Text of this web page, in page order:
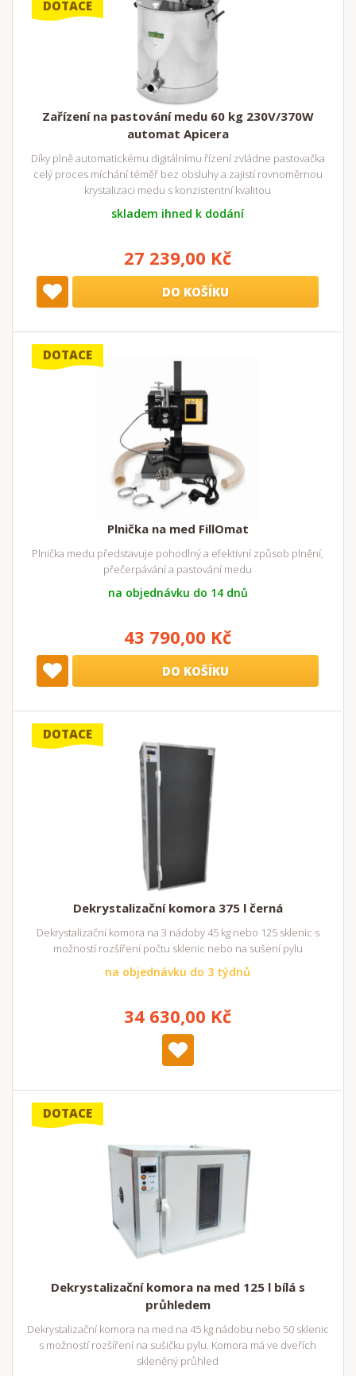
DOTACE
Zařízení na pastování medu 60 kg 230V/370W
automat Apicera
Díky plně automatickému digitálnímu řízení zvládne pastovačka
celý proces míchání téměř bez obsluhy a zajistí rovnoměrnou
krystalizaci medu s konzistentní kvalitou
skladem ihned k dodání
27 239,00 Kč
DO KOŠÍKU
DOTACE
Plnička na med FillOmat
Plnička medu představuje pohodlný a efektivní způsob plnění,
přečerpávání a pastování medu
na objednávku do 14 dnů
43 790,00 Kč
DO KOŠÍKU
DOTACE
Dekrystalizační komora 375 l černá
Dekrystalizační komora na 3 nádoby 45 kg nebo 125 sklenic s
možností rozšíření počtu sklenic nebo na sušení pylu
na objednávku do 3 týdnů
34 630,00 Kč
DOTACE
Dekrystalizační komora na med 125 l bílá s
průhledem
Dekrystalizační komora na med na 45 kg nádobu nebo 50 sklenic
s možností rozšíření na sušičku pylu. Komora má ve dveřích
skleněný průhled